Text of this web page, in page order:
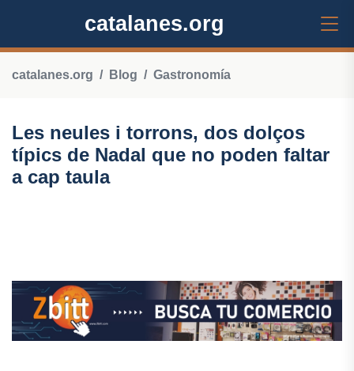
catalanes.org
catalanes.org Blog Gastronomía
Les neules i torrons, dos dolços
típics de Nadal que no poden faltar
a cap taula